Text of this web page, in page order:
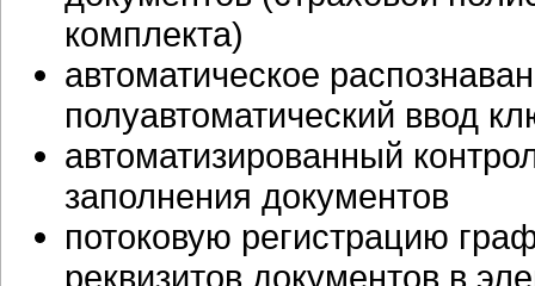
комплекта)
автоматическое
полуавтоматический ввод
автоматизированный
заполнения документов
потоковую регистрацию
реквизитов документов в